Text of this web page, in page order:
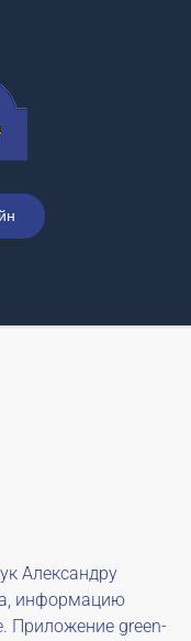
Александру
информацию
Приложение green-